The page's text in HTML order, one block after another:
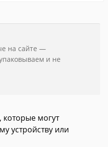
на сайте —
и не
могут
устройству или